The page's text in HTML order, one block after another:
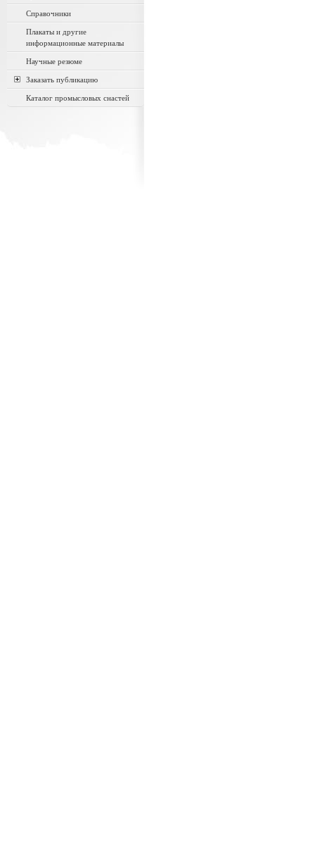
Справочники
Плакаты и другие
информационные материалы
Научные резюме
Заказать публикацию
Каталог промысловых снастей